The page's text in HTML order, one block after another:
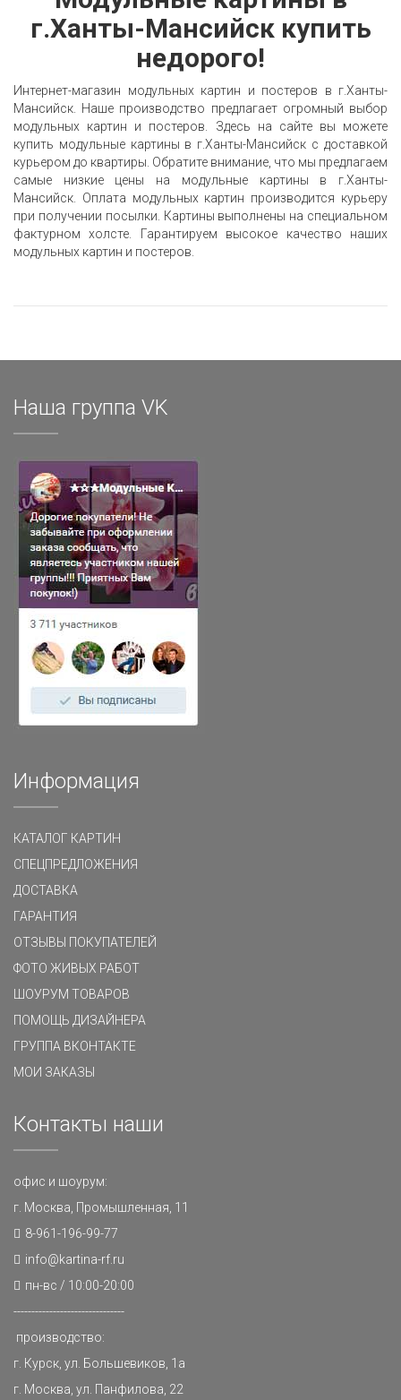
г.Ханты-Мансийсккупить
недорого!
Интернет-магазин модульных картин и постеров в г.Ханты-
Мансийск. Наше производство предлагает огромный выбор
модульных картин и постеров. Здесь на сайте вы можете
купить модульные картины в г.Ханты-Мансийск с доставкой
курьером до квартиры. Обратите внимание, что мы предлагаем
самые низкие цены на модульные картины в г.Ханты-
Мансийск. Оплата модульных картин производится курьеру
при получении посылки. Картины выполнены на специальном
фактурном холсте. Гарантируем высокое качество наших
модульных картин и постеров.
Наша группа VK
Информация
КАТАЛОГ КАРТИН
СПЕЦПРЕДЛОЖЕНИЯ
ДОСТАВКА
ГАРАНТИЯ
ОТЗЫВЫ ПОКУПАТЕЛЕЙ
ФОТО ЖИВЫХ РАБОТ
ШОУРУМ ТОВАРОВ
ПОМОЩЬ ДИЗАЙНЕРА
ГРУППА ВКОНТАКТЕ
МОИ ЗАКАЗЫ
Контакты наши
офис и шоурум:
г. Москва, Промышленная, 11
8-961-196-99-77
info@kartina-rf.ru
пн-вс / 10:00-20:00
-------------------------------
производство:
г. Курск, ул. Большевиков, 1а
г. Москва, ул. Панфилова, 22